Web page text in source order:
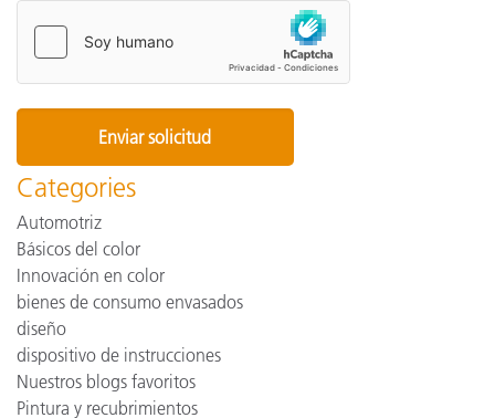
Categories
Automotriz
Básicos del color
Innovación en color
bienes de consumo envasados
diseño
dispositivo de instrucciones
Nuestros blogs favoritos
Pintura y recubrimientos